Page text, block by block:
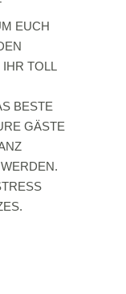
EUCH
TOLL
BESTE
GÄSTE